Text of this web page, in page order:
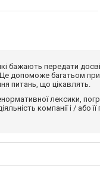
бажають передати
допоможе багатьом
питань, що цікавлять.
лексики,
компанії і / або